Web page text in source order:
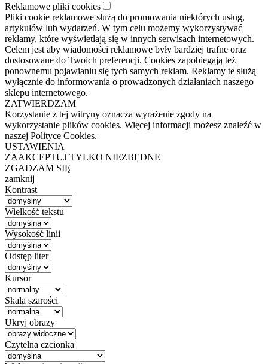
Reklamowe pliki cookies
Pliki cookie reklamowe służą do promowania niektórych usług,
artykułów lub wydarzeń. W tym celu możemy wykorzystywać
reklamy, które wyświetlają się w innych serwisach internetowych.
Celem jest aby wiadomości reklamowe były bardziej trafne oraz
dostosowane do Twoich preferencji. Cookies zapobiegają też
ponownemu pojawianiu się tych samych reklam. Reklamy te służą
wyłącznie do informowania o prowadzonych działaniach naszego
sklepu internetowego.
ZATWIERDZAM
Korzystanie z tej witryny oznacza wyrażenie zgody na
wykorzystanie plików cookies. Więcej informacji możesz znaleźć w
naszej Polityce Cookies.
USTAWIENIA
ZAAKCEPTUJ TYLKO NIEZBĘDNE
ZGADZAM SIĘ
zamknij
Kontrast
Wielkość tekstu
Wysokość linii
Odstęp liter
Kursor
Skala szarości
Ukryj obrazy
Czytelna czcionka